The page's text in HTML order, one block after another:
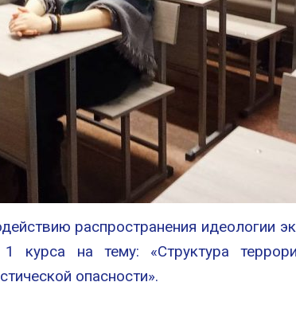
распространения идеологии
курса на тему: «Структура
опасности».